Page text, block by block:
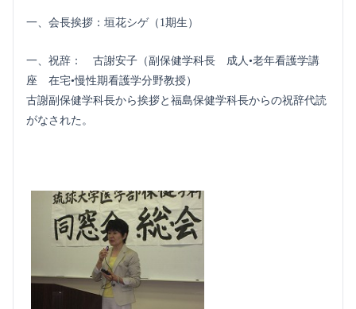
一、会長挨拶：垣花シゲ（1期生）
一、祝辞： 古謝安子（副保健学科長 成人•老年看護学講
座 在宅•慢性期看護学分野教授）
古謝副保健学科長から挨拶と福島保健学科長からの祝辞代読
がなされた。